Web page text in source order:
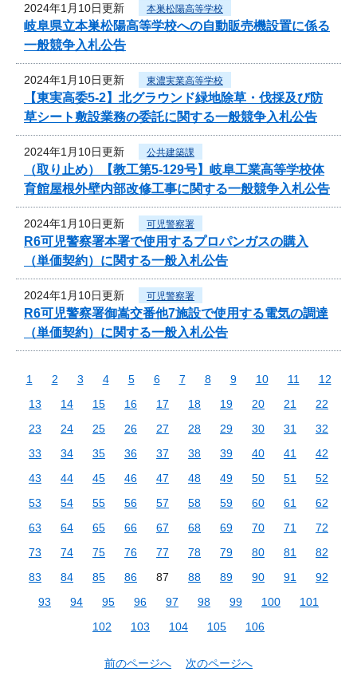
2024年1月10日更新 本巣松陽高等学校
岐阜県立本巣松陽高等学校への自動販売機設置に係る
一般競争入札公告
2024年1月10日更新 東濃実業高等学校
【東実高委5-2】北グラウンド緑地除草・伐採及び防
草シート敷設業務の委託に関する一般競争入札公告
2024年1月10日更新 公共建築課
（取り止め）【教工第5-129号】岐阜工業高等学校体
育館屋根外壁内部改修工事に関する一般競争入札公告
2024年1月10日更新 可児警察署
R6可児警察署本署で使用するプロパンガスの購入
（単価契約）に関する一般入札公告
2024年1月10日更新 可児警察署
R6可児警察署御嵩交番他7施設で使用する電気の調達
（単価契約）に関する一般入札公告
1 2 3 4 5 6 7 8 9 10 11
12
13
14 15 16 17 18 19 20 21
22
23
24 25 26 27 28 29 30 31
32
33
34 35 36 37 38 39 40 41
42
43
44 45 46 47 48 49 50 51
52
53
54 55 56 57 58 59 60 61
62
63
64 65 66 67 68 69 70 71
72
73
74 75 76 77 78 79 80 81
82
83
84 85 86 87 88 89 90 91
92
93
94 95 96 97 98 99 100
101
102
103 104 105 106
前のページへ 次のページへ